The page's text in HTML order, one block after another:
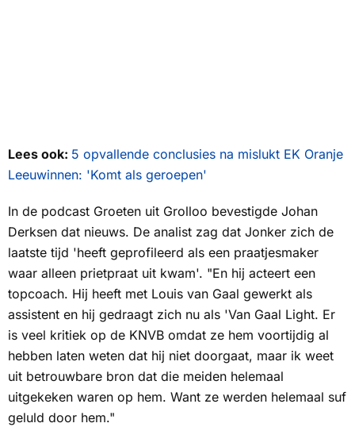
Lees ook: 5 opvallende conclusies na mislukt EK Oranje
Leeuwinnen: 'Komt als geroepen'
In de podcast Groeten uit Grolloo bevestigde Johan
Derksen dat nieuws. De analist zag dat Jonker zich de
laatste tijd 'heeft geprofileerd als een praatjesmaker
waar alleen prietpraat uit kwam'. "En hij acteert een
topcoach. Hij heeft met Louis van Gaal gewerkt als
assistent en hij gedraagt zich nu als 'Van Gaal Light. Er
is veel kritiek op de KNVB omdat ze hem voortijdig al
hebben laten weten dat hij niet doorgaat, maar ik weet
uit betrouwbare bron dat die meiden helemaal
uitgekeken waren op hem. Want ze werden helemaal suf
geluld door hem."